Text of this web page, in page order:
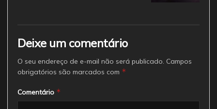
Deixe um comentário
O seu endereço de e-mail não será publicado. Campos
obrigatórios são marcados com *
Comentário *